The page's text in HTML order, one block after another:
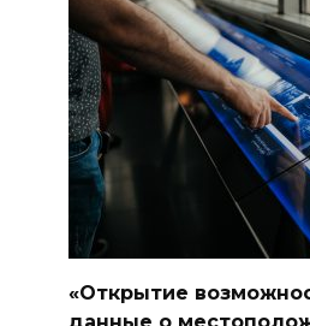
«Открытие
данные о